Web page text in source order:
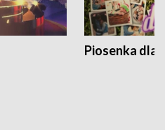
Piosenka dla